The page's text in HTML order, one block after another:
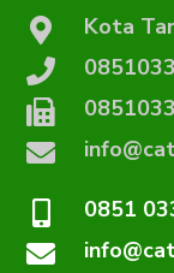
Kota
0851